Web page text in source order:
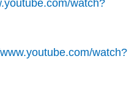
watch?
watch?